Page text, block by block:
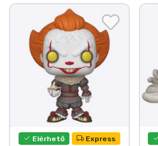
Elérhető Express